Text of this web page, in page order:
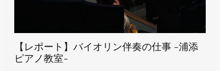
【レポート】バイオリン伴奏の仕事 -浦添
ピアノ教室-